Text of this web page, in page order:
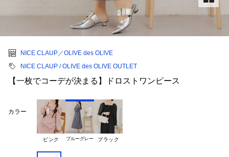
NICE CLAUP／OLIVE des OLIVE
NICE CLAUP / OLIVE des OLIVE OUTLET
【一枚でコーデが決まる】ドロストワンピース
カラー
ピンク ブルーグレー ブラック